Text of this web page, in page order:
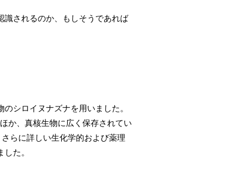
識されるのか、もしそうであれば
シロイヌナズナを用いました。
か、真核生物に広く保存されてい
らに詳しい生化学的および薬理
た。